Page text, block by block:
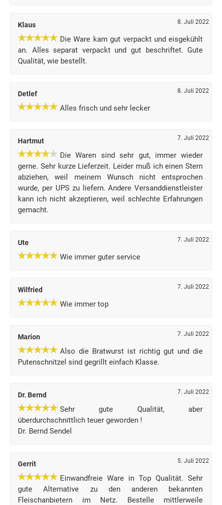
Klaus 8. Juli 2022
Die Ware kam gut verpackt und eisgekühlt
an. Alles separat verpackt und gut beschriftet. Gute
Qualität, wie bestellt.
Detlef 8. Juli 2022
Alles frisch und sehr lecker
Hartmut 7. Juli 2022
Die Waren sind sehr gut, immer wieder
gerne. Sehr kurze Lieferzeit. Leider muß ich einen Stern
abziehen, weil meinem Wunsch nicht entsprochen
wurde, per UPS zu liefern. Andere Versanddienstleister
kann ich nicht akzeptieren, weil schlechte Erfahrungen
gemacht.
Ute 7. Juli 2022
Wie immer guter service
Wilfried 7. Juli 2022
Wie immer top
Marion 7. Juli 2022
Also die Bratwurst ist richtig gut und die
Putenschnitzel sind gegrillt einfach Klasse.
Dr. Bernd 7. Juli 2022
Sehr gute Qualität, aber
überdurchschnittlich teuer geworden !
Dr. Bernd Sendel
Gerrit 5. Juli 2022
Einwandfreie Ware in Top Qualität. Sehr
gute Alternative zu den anderen bekannten
Fleischanbietern im Netz. Bestelle mittlerweile